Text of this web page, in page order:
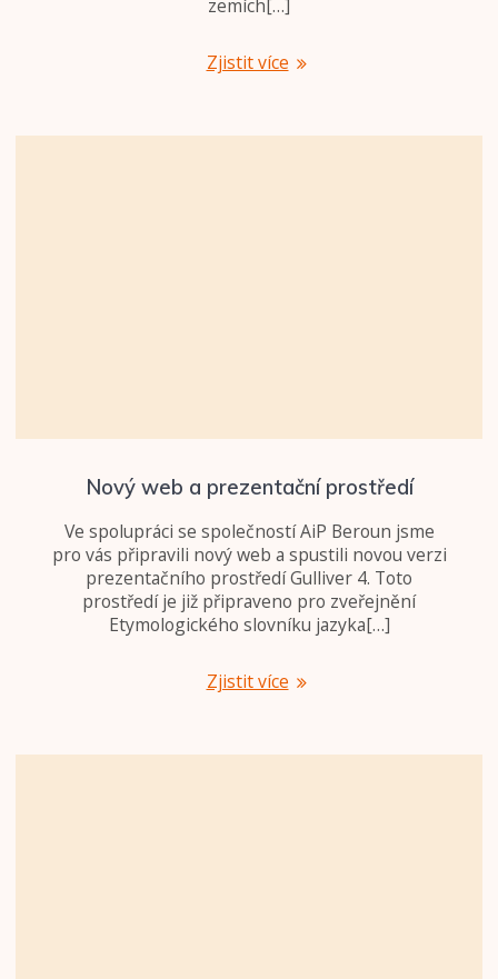
zemích[…]
Zjistit více
Nový web a prezentační prostředí
Ve spolupráci se společností AiP Beroun jsme
pro vás připravili nový web a spustili novou verzi
prezentačního prostředí Gulliver 4. Toto
prostředí je již připraveno pro zveřejnění
Etymologického slovníku jazyka[…]
Zjistit více